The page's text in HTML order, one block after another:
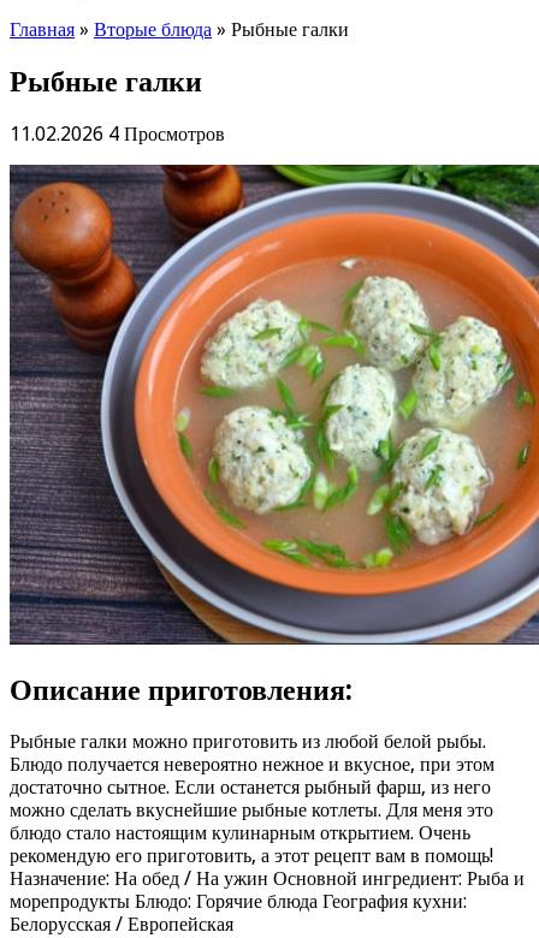
Главная » Вторые блюда » Рыбные галки
Рыбные галки
11.02.2026 4 Просмотров
Описание приготовления:
Рыбные галки можно приготовить из любой белой рыбы.
Блюдо получается невероятно нежное и вкусное, при этом
достаточно сытное. Если останется рыбный фарш, из него
можно сделать вкуснейшие рыбные котлеты. Для меня это
блюдо стало настоящим кулинарным открытием. Очень
рекомендую его приготовить, а этот рецепт вам в помощь!
Назначение: На обед / На ужин Основной ингредиент: Рыба и
морепродукты Блюдо: Горячие блюда География кухни:
Белорусская / Европейская